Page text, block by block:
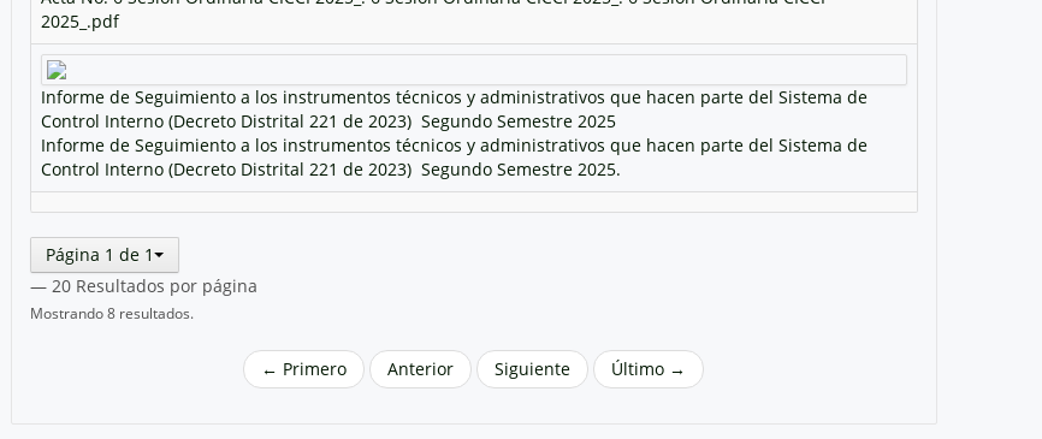
2025_.pdf
Informe de Seguimiento a los instrumentos técnicos y administrativos que hacen parte del Sistema de
Control Interno (Decreto Distrital 221 de 2023)  Segundo Semestre 2025
Informe de Seguimiento a los instrumentos técnicos y administrativos que hacen parte del Sistema de
Control Interno (Decreto Distrital 221 de 2023)  Segundo Semestre 2025.
Página 1 de 1
— 20 Resultados por página
Mostrando 8 resultados.
← Primero Anterior Siguiente Último →